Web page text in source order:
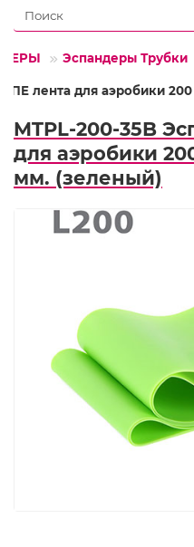
Эспандеры Трубки
лента для аэробики
MTPL-200-35B
для аэробики
мм. (зеленый)